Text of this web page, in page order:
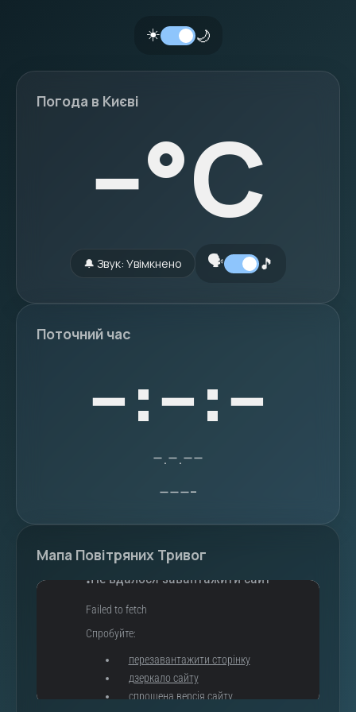
☀️ 🌙
Погода в Києві
--°C
🔔 Звук: Увімкнено 🗣️ 🎵
Поточний час
--:--:--
--.--.----
-------
Мапа Повітряних Тривог